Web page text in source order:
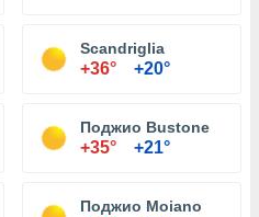
Scandriglia
+36° +20°
Поджио Bustone
+35° +21°
Поджио Moiano